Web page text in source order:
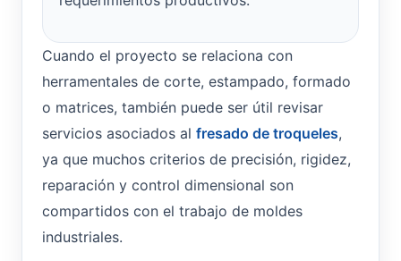
Cuando el proyecto se relaciona con
herramentales de corte, estampado, formado
o matrices, también puede ser útil revisar
servicios asociados al fresado de troqueles,
ya que muchos criterios de precisión, rigidez,
reparación y control dimensional son
compartidos con el trabajo de moldes
industriales.